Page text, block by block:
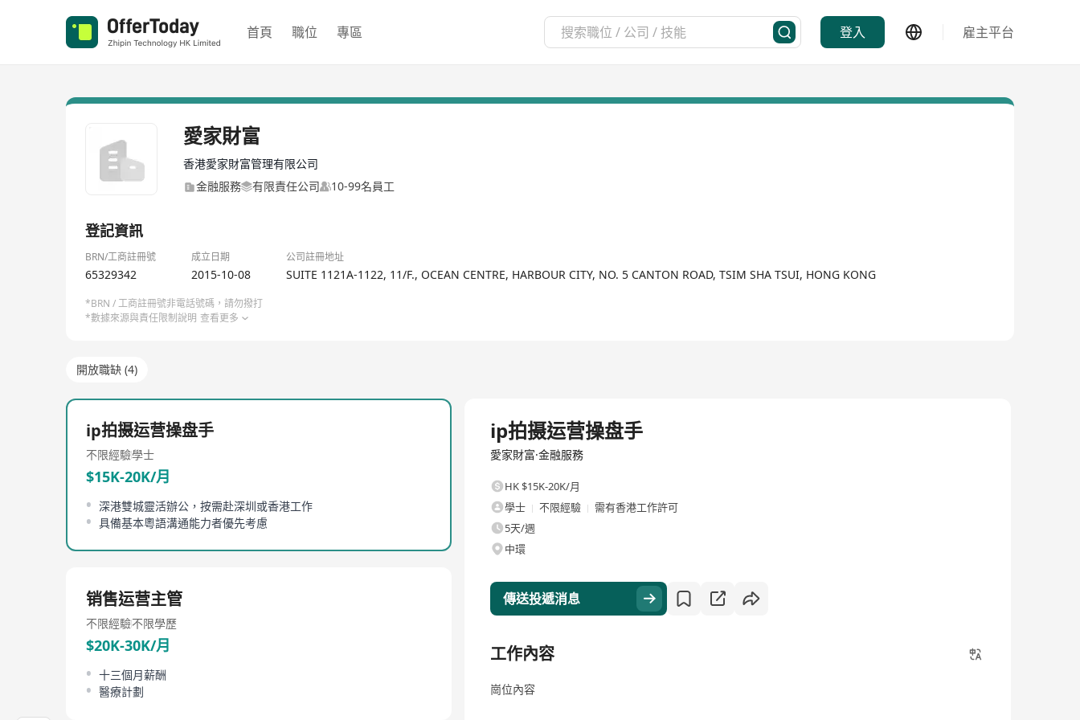
首頁 職位 專區 登入 雇主平台
愛家財富
香港愛家財富管理有限公司
金融服務
有限責任公司 10-99名員工
登記資訊
BRN/工商註冊號 成立日期 公司註冊地址
65329342 2015-10-08 SUITE 1121A-1122, 11/F., OCEAN CENTRE, HARBOUR CITY, NO. 5 CANTON ROAD, TSIM SHA TSUI, HONG KONG
*BRN / 工商註冊號非電話號碼，請勿撥打
*數據來源與責任限制說明 查看更多
開放職缺 (4)
ip拍摄运营操盘手
不限經驗學士
$15K-20K/月
深港雙城靈活辦公，按需赴深圳或香港工作
具備基本粵語溝通能力者優先考慮
销售运营主管
不限經驗不限學歷
$20K-30K/月
十三個月薪酬
醫療計劃
ip拍摄运营操盘手
愛家財富·金融服務
HK $15K-20K/月
學士
不限經驗
需有香港工作許可
5天/週
中環
傳送投遞消息
工作內容
崗位內容